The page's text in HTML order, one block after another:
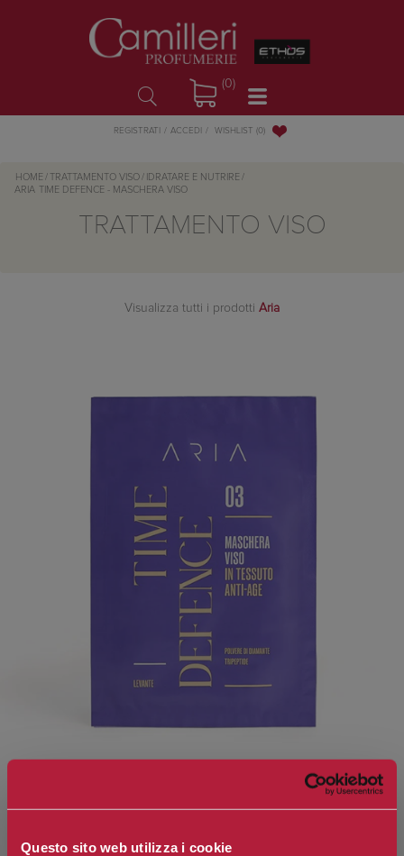
Questo sito web utilizza i cookie
(0)
REGISTRATI ACCEDI WISHLIST (0)
HOME / TRATTAMENTO VISO / IDRATARE E NUTRIRE /
ARIA TIME DEFENCE - MASCHERA VISO
TRATTAMENTO VISO
Visualizza tutti i prodotti Aria
ARIA